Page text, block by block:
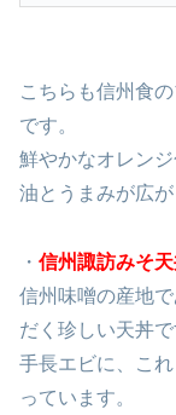
こちらも信州食
です。
鮮やかなオレン
油とうまみが広が
・ 信州諏訪みそ
信州味噌の産地
だく珍しい天丼で
手長エビに、こ
っています。